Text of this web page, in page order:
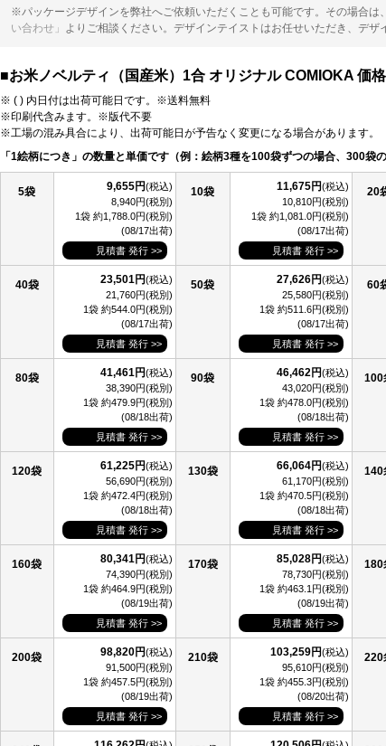
※パッケージデザインを弊社へご依頼いただくことも可能です。その場合は
い合わせ」 よりご相談ください。デザインテイストはお任せいただき、デザ
■お米ノベルティ（国産米）1合 オリジナル COMIOKA 価
※ ( ) 内日付は出荷可能日です。※送料無料
※印刷代含みます。※版代不要
※工場の混み具合により、出荷可能日が予告なく変更になる場合があります。
「1絵柄につき」の数量と単価です（例：絵柄3種を100袋ずつの場合、300袋
5袋 9,655円(税込)
8,940円(税別)
1袋 約1,788.0円(税別)
(08/17出荷)
見積書 発行 >>
10袋 11,675円(税込)
10,810円(税別)
1袋 約1,081.0円(税別)
(08/17出荷)
見積書 発行 >>
20
40袋 23,501円(税込)
21,760円(税別)
1袋 約544.0円(税別)
(08/17出荷)
見積書 発行 >>
50袋 27,626円(税込)
25,580円(税別)
1袋 約511.6円(税別)
(08/17出荷)
見積書 発行 >>
60
80袋 41,461円(税込)
38,390円(税別)
1袋 約479.9円(税別)
(08/18出荷)
見積書 発行 >>
90袋 46,462円(税込)
43,020円(税別)
1袋 約478.0円(税別)
(08/18出荷)
見積書 発行 >>
100
120袋 61,225円(税込)
56,690円(税別)
1袋 約472.4円(税別)
(08/18出荷)
見積書 発行 >>
130袋 66,064円(税込)
61,170円(税別)
1袋 約470.5円(税別)
(08/18出荷)
見積書 発行 >>
140
160袋 80,341円(税込)
74,390円(税別)
1袋 約464.9円(税別)
(08/19出荷)
見積書 発行 >>
170袋 85,028円(税込)
78,730円(税別)
1袋 約463.1円(税別)
(08/19出荷)
見積書 発行 >>
180
200袋 98,820円(税込)
91,500円(税別)
1袋 約457.5円(税別)
(08/19出荷)
見積書 発行 >>
210袋 103,259円(税込)
95,610円(税別)
1袋 約455.3円(税別)
(08/20出荷)
見積書 発行 >>
220